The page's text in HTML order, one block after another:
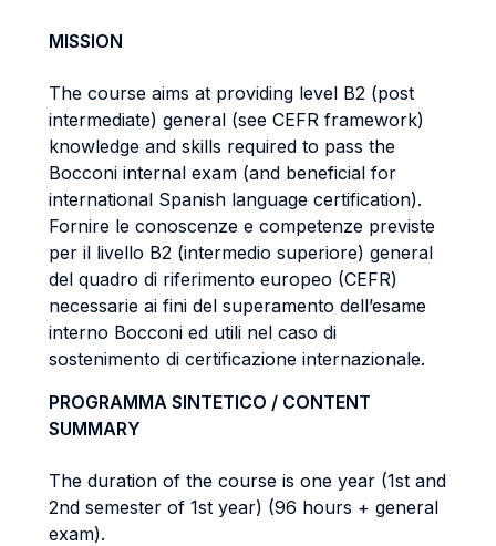
MISSION
The course aims at providing level B2 (post
intermediate) general (see CEFR framework)
knowledge and skills required to pass the
Bocconi internal exam (and beneficial for
international Spanish language certification).
Fornire le conoscenze e competenze previste
per il livello B2 (intermedio superiore) general
del quadro di riferimento europeo (CEFR)
necessarie ai fini del superamento dell’esame
interno Bocconi ed utili nel caso di
sostenimento di certificazione internazionale.
PROGRAMMA SINTETICO / CONTENT
SUMMARY
The duration of the course is one year (1st and
2nd semester of 1st year) (96 hours + general
exam).